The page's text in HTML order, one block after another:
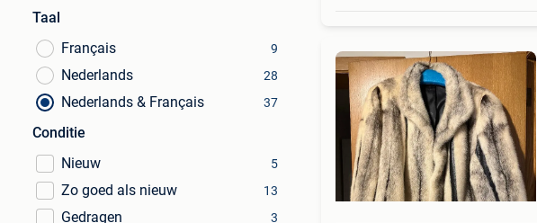
Taal
Français
9
Nederlands 28
Nederlands & Français 37
Conditie
Nieuw
5
Zo goed als nieuw 13
Gedragen 3